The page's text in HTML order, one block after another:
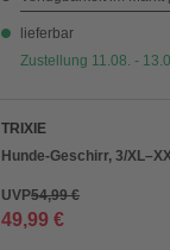
lieferbar
Zustellung 11.08. -
TRIXIE
Hunde-Geschirr, 3/
UVP54,99 €
49,99 €